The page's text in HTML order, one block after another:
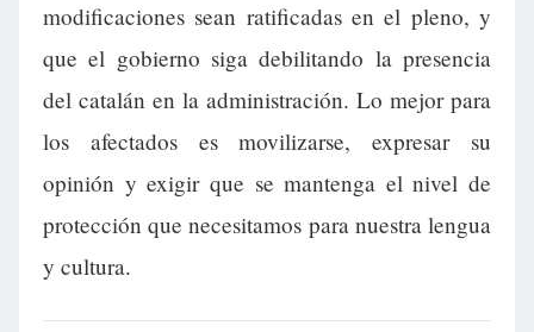
modificaciones sean ratificadas en el pleno, y
que el gobierno siga debilitando la presencia
del catalán en la administración. Lo mejor para
los afectados es movilizarse, expresar su
opinión y exigir que se mantenga el nivel de
protección que necesitamos para nuestra lengua
y cultura.